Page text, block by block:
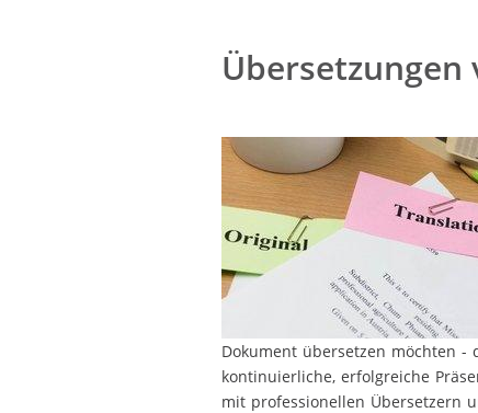
Dokument übersetzen möchten -
kontinuierliche, erfolgreiche
mit professionellen Übersetzern